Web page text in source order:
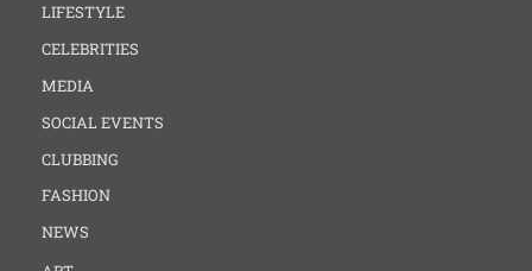
LIFESTYLE
CELEBRITIES
MEDIA
SOCIAL EVENTS
CLUBBING
FASHION
NEWS